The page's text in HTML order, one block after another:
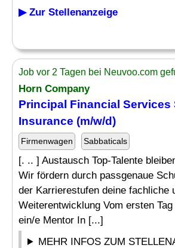
▶ Zur Stellenanzeige
Job vor 2 Tagen bei Neuvoo.com
Horn Company
Principal Financial
Insurance (m/w/d)
Firmenwagen Sabbaticals
[. .. ] Austausch Top-Talente
Wir fördern durch passgenaue
der Karrierestufen deine fachliche
Weiterentwicklung Vom ersten
ein/e Mentor In [...]
MEHR INFOS ZUM